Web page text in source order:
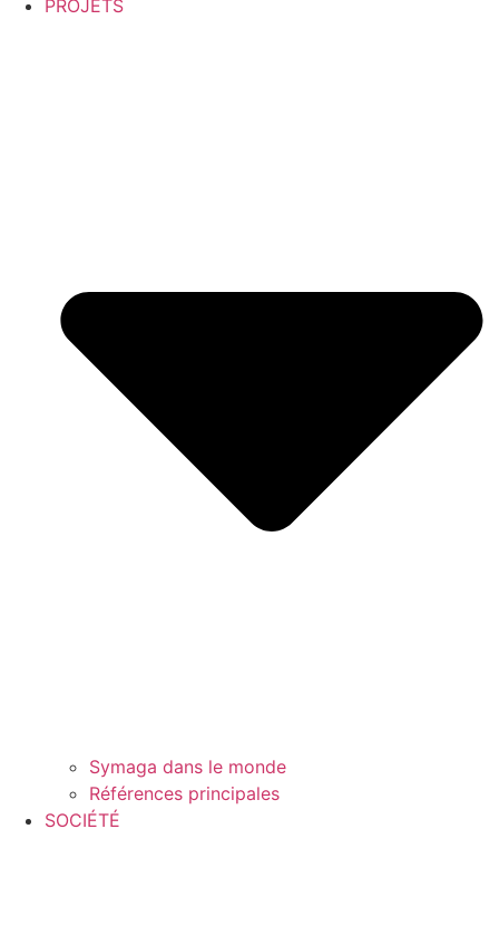
PROJETS
Symaga dans le monde
Références principales
SOCIÉTÉ